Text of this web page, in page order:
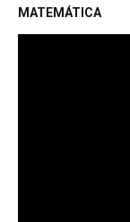
MATEMÁTICA